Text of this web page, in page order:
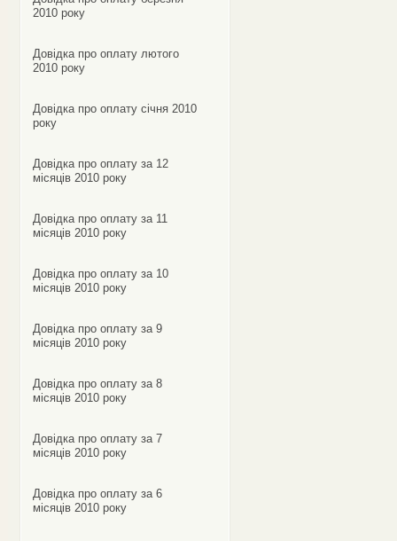
2010 року
Довідка про оплату лютого
2010 року
Довідка про оплату січня 2010
року
Довідка про оплату за 12
місяців 2010 року
Довідка про оплату за 11
місяців 2010 року
Довідка про оплату за 10
місяців 2010 року
Довідка про оплату за 9
місяців 2010 року
Довідка про оплату за 8
місяців 2010 року
Довідка про оплату за 7
місяців 2010 року
Довідка про оплату за 6
місяців 2010 року